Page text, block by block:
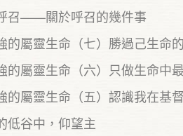
召——關於呼召的幾件事
的屬靈生命（七）勝過己生命
的屬靈生命（六）只做生命中
的屬靈生命（五）認識我在基
低谷中，仰望主